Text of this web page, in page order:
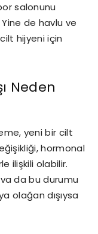
salonunu
de havlu ve
hijyeni için
Neden
yeni bir cilt
hormonal
ilişkili olabilir.
da bu durumu
olağan dışıysa